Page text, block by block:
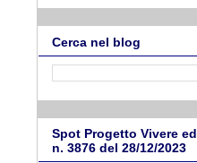
Cerca nel blog
Spot Progetto Vivere
n. 3876 del 28/12/2023